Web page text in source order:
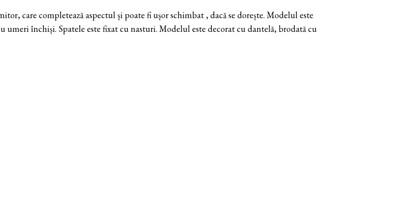
care completează aspectul și poate fi ușor schimbat , dacă se dorește. Modelul este
umeri închiși. Spatele este fixat cu nasturi. Modelul este decorat cu dantelă, brodată cu